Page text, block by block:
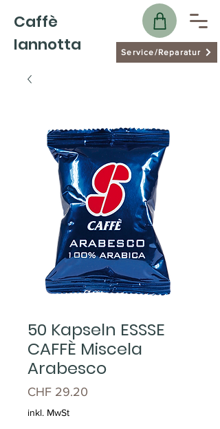
Caffè
Iannotta
Service/Reparatur
50 Kapseln ESSSE
CAFFÈ Miscela
Arabesco
CHF 29.20
inkl. MwSt